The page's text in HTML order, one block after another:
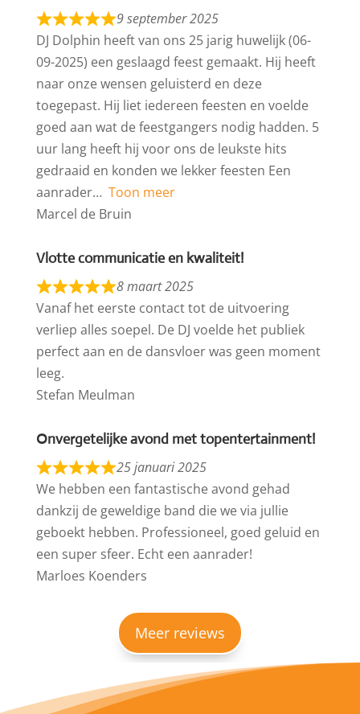
9 september 2025
DJ Dolphin heeft van ons 25 jarig huwelijk (06-
09-2025) een geslaagd feest gemaakt. Hij heeft
naar onze wensen geluisterd en deze
toegepast. Hij liet iedereen feesten en voelde
goed aan wat de feestgangers nodig hadden. 5
uur lang heeft hij voor ons de leukste hits
gedraaid en konden we lekker feesten Een
aanrader
Toon meer
Marcel de Bruin
Vlotte communicatie en kwaliteit!
8 maart 2025
Vanaf het eerste contact tot de uitvoering
verliep alles soepel. De DJ voelde het publiek
perfect aan en de dansvloer was geen moment
leeg.
Stefan Meulman
Onvergetelijke avond met topentertainment!
25 januari 2025
We hebben een fantastische avond gehad
dankzij de geweldige band die we via jullie
geboekt hebben. Professioneel, goed geluid en
een super sfeer. Echt een aanrader!
Marloes Koenders
Meer reviews